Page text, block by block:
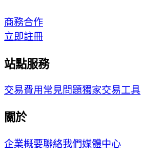
商務合作
立即註冊
站點服務
交易費用常見問題獨家交易工具
關於
企業概要聯絡我們媒體中心